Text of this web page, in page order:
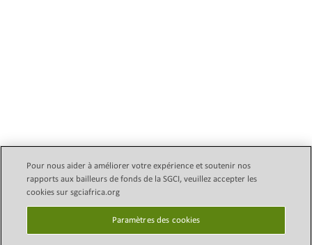
Copyright © 2024 Initiative des
conseils subventionnaires
Email Legal Policy
politique de confidentialité
Pour nous aider à améliorer votre expérience et soutenir nos
rapports aux bailleurs de fonds de la SGCI, veuillez accepter les
cookies sur sgciafrica.org
Paramètres des cookies